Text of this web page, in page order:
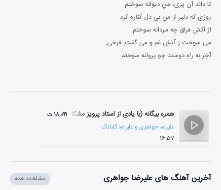
تا داند آن پری، منِ دیوانه سوختم
روزی که دلبر از منِ بی دل کناره کرد
از آتشِ فراق چه مردانه سوختم
می سوخت ز آتشِ غم و می گفت: فرخی:
آخِر به راهِ دوست چو پروانه سوختم
همرهِ بیگانه (با یادی از استاد پرویز مشکاتیان)
علیرضا جواهری و علیرضا گلبانگ
۱۶:۵۷
۱۸,۰۹۹ ت
آخرین آهنگ های علیرضا جواهری مشاهده همه